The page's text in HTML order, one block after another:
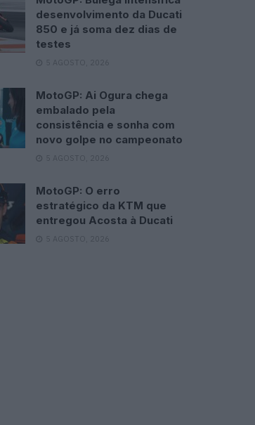
desenvolvimento da Ducati
850 e já soma dez dias de
testes
5 AGOSTO, 2026
MotoGP: Ai Ogura chega
embalado pela
consistência e sonha com
novo golpe no campeonato
5 AGOSTO, 2026
MotoGP: O erro
estratégico da KTM que
entregou Acosta à Ducati
5 AGOSTO, 2026